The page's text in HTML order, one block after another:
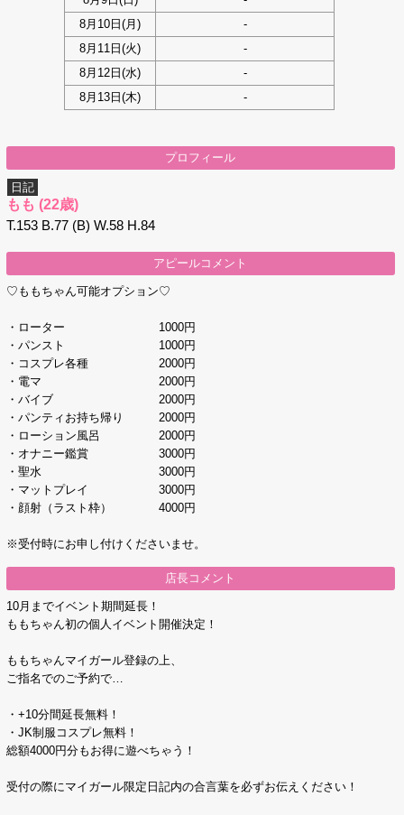
8月10日(月 )
-
8月11日(火)
-
8月12日(水)
-
8月13日(木) -
プロフィール
日記
もも (22歳)
T.153 B.77 (B) W.58 H.84
アピールコメント
♡ももちゃん可能オプション♡
・ローター 1000円
・パンスト 1000円
・コスプレ各種 2000円
・電マ 2000円
・バイブ 2000円
・パンティお持ち帰り 2000円
・ローション風呂 2000円
・オナニー鑑賞 3000円
・聖水 3000円
・マットプレイ 3000円
・顔射（ラスト枠） 4000円
※受付時にお申し付けくださいませ。
店長コメント
10月までイベント期間延長！
ももちゃん初の個人イベント開催決定！
ももちゃんマイガール登録の上、
ご指名でのご予約で…
・+10分間延長無料！
・JK制服コスプレ無料！
総額4000円分もお得に遊べちゃう！
受付の際にマイガール限定日記内の合言葉を必ずお伝えください！